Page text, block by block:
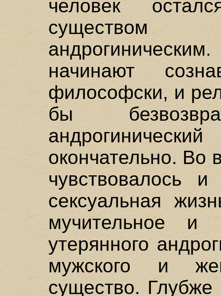
человек
существом
начинают
философски, и
бы
окончательно. Во
чувствовалось
сексуальная
мучительное и
утерянного
мужского и
существо. Глубже